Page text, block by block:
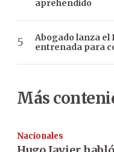
aprehendido
Abogado lanza
entrenada para
Más
Nacionales